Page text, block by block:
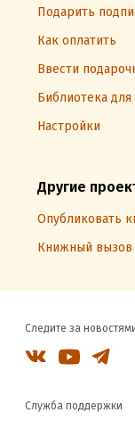
Подарить
Как оплатить
Ввести
Библиотека
Настройки
Другие
Опубликовать
Книжный вызов
Следите за
Служба поддержки